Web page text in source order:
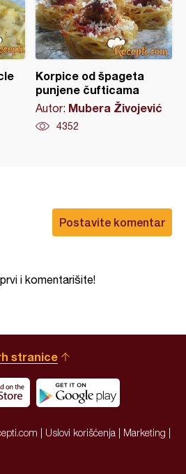
Korpice od špageta
punjene čufticama
Autor: Mubera Živojević
4352
Postavite komentar
i komentarišite!
stranice
| Uslovi korišćenja Marketing